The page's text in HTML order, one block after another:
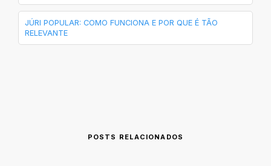
JÚRI POPULAR: COMO FUNCIONA E POR QUE É TÃO
RELEVANTE
POSTS RELACIONADOS